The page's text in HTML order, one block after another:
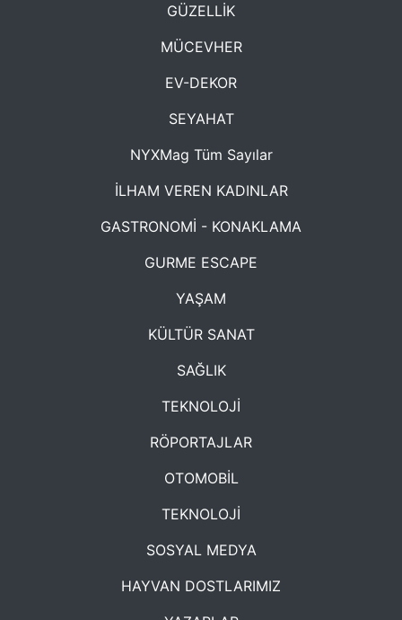
GÜZELLİK
MÜCEVHER
EV-DEKOR
SEYAHAT
NYXMag Tüm Sayılar
İLHAM VEREN KADINLAR
GASTRONOMİ - KONAKLAMA
GURME ESCAPE
YAŞAM
KÜLTÜR SANAT
SAĞLIK
TEKNOLOJİ
RÖPORTAJLAR
OTOMOBİL
TEKNOLOJİ
SOSYAL MEDYA
HAYVAN DOSTLARIMIZ